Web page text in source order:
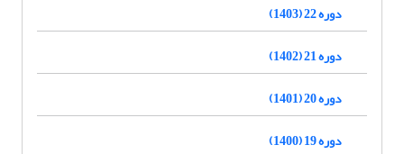
دوره 22 (1403)
دوره 21 (1402)
دوره 20 (1401)
دوره 19 (1400)